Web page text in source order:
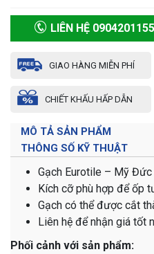
LIÊN HỆ
GIAO HÀNG MIỄN PHÍ
CHIẾT KHẤU HẤP DẪN
MÔ TẢ SẢN PHẨM
THÔNG SỐ KỸ THUẬT
Gạch Eurotile – Mỹ Đức
Kích cỡ phù hợp để ốp
Gạch có thể được cắt
Liên hệ để nhận giá tốt
Phối cảnh với sản phẩm: